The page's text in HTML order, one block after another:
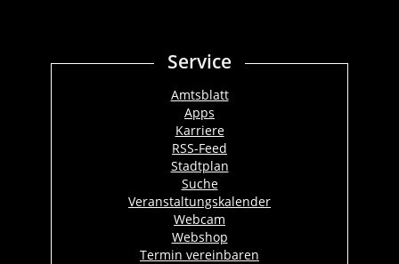
Service
Amtsblatt
Apps
Karriere
RSS-Feed
Stadtplan
Suche
Veranstaltungskalender
Webcam
Webshop
Termin vereinbaren